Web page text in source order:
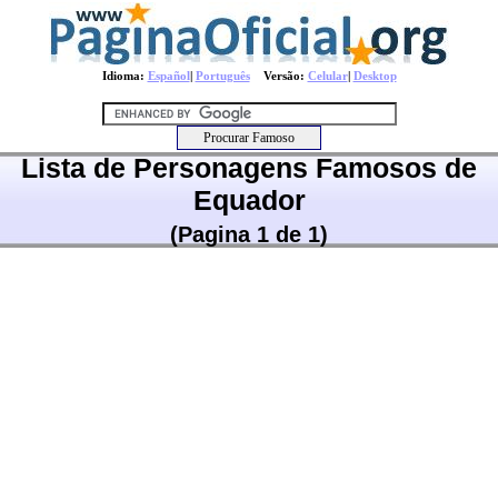
Idioma: Español| PortuguêsVersão: Celular| Desktop
Lista de Personagens Famosos de
Equador
(Pagina 1 de 1)